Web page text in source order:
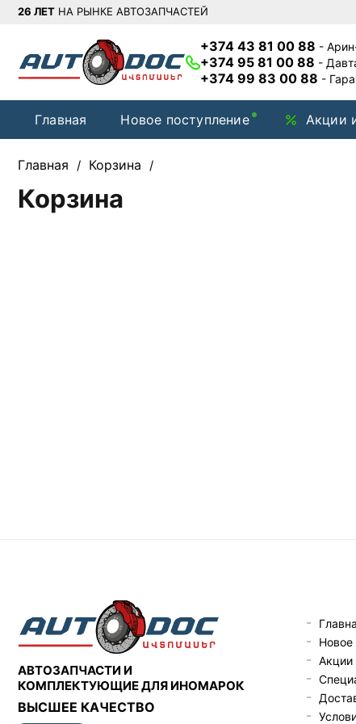
26 ЛЕТ НА РЫНКЕ АВТОЗАПЧАСТЕЙ
+374 43 81 00 88 -
+374 95 81 00 88 -
+374 99 83 00 88 -
Главная Новое поступление Акции
Главная / Корзина /
Корзина
АВТОЗАПЧАСТИ И
КОМПЛЕКТУЮЩИЕ ДЛЯ ИНОМАРОК
ВЫСШЕЕ КАЧЕСТВО
Новое
Акции